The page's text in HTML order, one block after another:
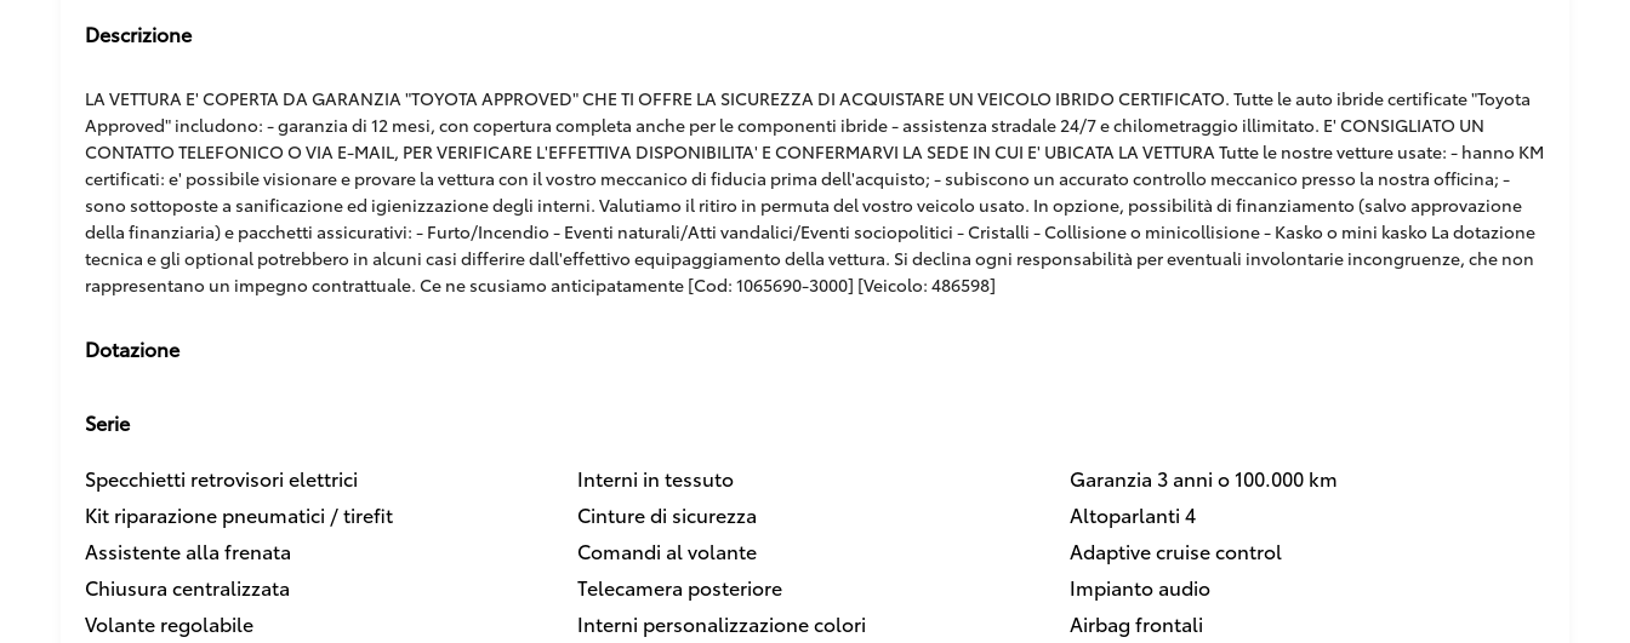
Descrizione
LA VETTURA E' COPERTA DA GARANZIA "TOYOTA APPROVED" CHE TI OFFRE LA SICUREZZA DI ACQUISTARE UN VEICOLO IBRIDO CERTIFICATO. Tutte le auto ibride certificate "Toyota
Approved" includono: - garanzia di 12 mesi, con copertura completa anche per le componenti ibride - assistenza stradale 24/7 e chilometraggio illimitato. E' CONSIGLIATO UN
CONTATTO TELEFONICO O VIA E-MAIL, PER VERIFICARE L'EFFETTIVA DISPONIBILITA' E CONFERMARVI LA SEDE IN CUI E' UBICATA LA VETTURA Tutte le nostre vetture usate: - hanno KM
certificati: e' possibile visionare e provare la vettura con il vostro meccanico di fiducia prima dell'acquisto; - subiscono un accurato controllo meccanico presso la nostra officina; -
sono sottoposte a sanificazione ed igienizzazione degli interni. Valutiamo il ritiro in permuta del vostro veicolo usato. In opzione, possibilità di finanziamento (salvo approvazione
della finanziaria) e pacchetti assicurativi: - Furto/Incendio - Eventi naturali/Atti vandalici/Eventi sociopolitici - Cristalli - Collisione o minicollisione - Kasko o mini kasko La dotazione
tecnica e gli optional potrebbero in alcuni casi differire dall'effettivo equipaggiamento della vettura. Si declina ogni responsabilità per eventuali involontarie incongruenze, che non
rappresentano un impegno contrattuale. Ce ne scusiamo anticipatamente [Cod: 1065690-3000] [Veicolo: 486598]
Dotazione
Serie
Specchietti retrovisori elettrici
Kit riparazione pneumatici / tirefit
Assistente alla frenata
Chiusura centralizzata
Volante regolabile
Interni in tessuto
Cinture di sicurezza
Comandi al volante
Telecamera posteriore
Interni personalizzazione colori
Garanzia 3 anni o 100.000 km
Altoparlanti 4
Adaptive cruise control
Impianto audio
Airbag frontali